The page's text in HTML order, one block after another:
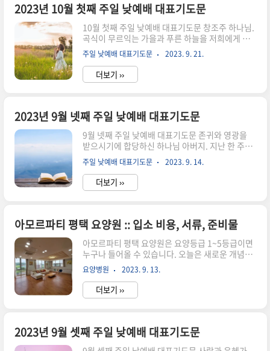
서. 하나님, 갑자기 추워진 날씨로 결실의 계절이
다가옴을 깨닫게 됩니다. 하나님의 나라를 위해 눈
물로 뿌린 씨앗과 거두게 될 열매로 하나님을 기쁘
시게 해드릴 것이 무엇이 있는지를 생각해 보니 부
끄럽고 죄송할 뿐입니다. 자신의 유익을 위해서는
분주하였지만 주의 일에는 안일하게 지내온 우리의
죄를 용서하시고, 때를 얻든지 못 ..
2023년 10월 첫째 주일 낮예배 대표기도문
10월 첫째 주일 낮예배 대표기도문 창조주 하나님.
곡식이 무르익는 가을과 푸른 하늘을 저희에게 허
락하심에 감사드립니다. 올 한 해 밖으로는 전쟁과
전염병, 기후위기, 나라 안으로는 폭염, 폭우에 경
제 위기까지 수많은 사건, 사고가 있었는데도 여전
히 때가 됨에 따라 풍성한 결실의 계절을 주심에 감
에 거할 때 풍성한 축복을 누리게 하여 주시옵소서.
흘러간 시간을 돌아볼 때 모든 것이 주님의 은혜였
음을 고백합니다. 하나님의 은혜가 아니고서는 설
명할 수 없는 많은 일들이 저희에게 일어났고, 기적
과 축복을 경험했음을 고백합니다. 언제나 주님의
돌보심을 경험하는 저희게 되게 하여 주시옵소서.
곧 있을 가을 부흥 사..
주일 낮예배 대표기도문 2023. 9. 21.
더보기 ››
2023년 9월 넷째 주일 낮예배 대표기도문
9월 넷째 주일 낮예배 대표기도문 존귀와 영광을
받으시기에 합당하신 하나님 아버지. 지난 한 주간
도 우리들을 눈동자와 같이 지켜주셨다가, 이 거룩
한 주일 주님의 전에 나와 예배드릴 수 있게 하시니,
그 은혜에 감사하고 감사하옵나이다. 이 시간, 몸과
마음과 정성을 다하여 신령과 진정으로 드리는 예
절히 기도합니다. 창조주 하나님. 하나님께서 보기
좋았더라 하신 이 세상이 환경 오염과 기상이변으
로, 전쟁으로 말미암아 날이 갈수록 황폐해져 가고
있음을 목도합니다. 급기야 세계의 경제도 침체 일
로에 빠져가고 있는 암울한 시기를 지나게 되었습
니다. 그럼에도 세상은 인간에게 더 좋은 것, 더 많
은 것을 안긴다는 명분으..
주일 낮예배 대표기도문 2023. 9. 14.
더보기 ››
아모르파티 평택 요양원 :: 입소 비용, 서류, 준비물
아모르파티 평택 요양원은 요양등급 1~5등급이면
누구나 들어올 수 있습니다. 오늘은 새로운 개념의
프리미엄 요양 서비스를 제공하는 아모르파티 요양
원의 입소 비용, 서류, 준비물에 대해서 알아보겠습
니다. 입소 비용 일반형(2.3:1수가) 요양 등급 1일
수가 급여(본인부담) 비급여(본인부담) 본인부담
490,500 420,000 910,500 12% 9,810 294,300
420,000 714,300 8% 6,540 196,200 420,000
요양병원 2023. 9. 13.
더보기 ››
2023년 9월 셋째 주일 낮예배 대표기도문